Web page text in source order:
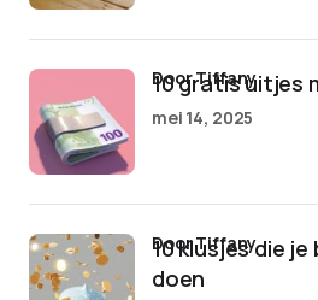
10 gratis uitjes
door Tiffany
mei 14, 2025
10 klusjes die
doen
door Tiffany